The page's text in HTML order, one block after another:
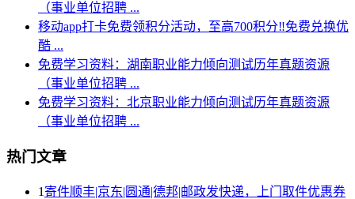
（事业单位招聘 ...
移动app打卡免费领积分活动，至高700积分‼️免费兑换优
酷 ...
免费学习资料：湖南职业能力倾向测试历年真题资源
（事业单位招聘 ...
免费学习资料：北京职业能力倾向测试历年真题资源
（事业单位招聘 ...
热门文章
1 寄件顺丰|京东|圆通|德邦|邮政发快递，上门取件优惠券